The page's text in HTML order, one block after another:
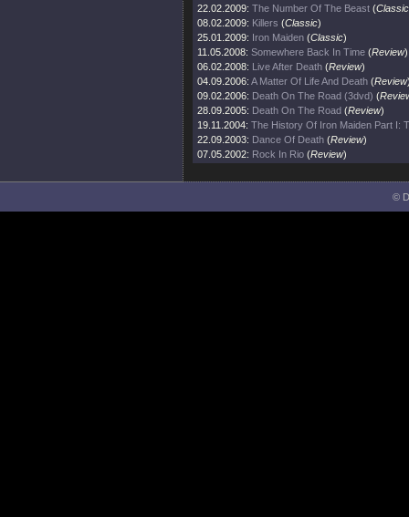
22.02.2009: The Number Of The Beast (Classic
08.02.2009: Killers (Classic)
25.01.2009: Iron Maiden (Classic)
11.05.2008: Somewhere Back In Time (Review)
06.02.2008: Live After Death (Review)
04.09.2006: A Matter Of Life And Death (Review
09.02.2006: Death On The Road (3dvd) (
28.09.2005: Death On The Road (Review)
19.11.2004: The History Of Iron Maiden Part I:
22.09.2003: Dance Of Death (Review)
07.05.2002: Rock In Rio (Review)
©